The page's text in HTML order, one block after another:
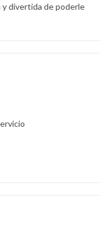
y divertida de poderle